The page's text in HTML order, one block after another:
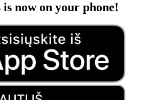
now on your phone!